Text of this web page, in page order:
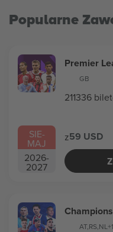
Popularne
SIE-
MAJ
2026-
2027
Premier
GB
211336
z59 USD
AT,RS,NL